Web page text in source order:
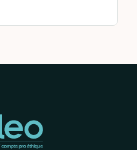
éclairées : choisir un